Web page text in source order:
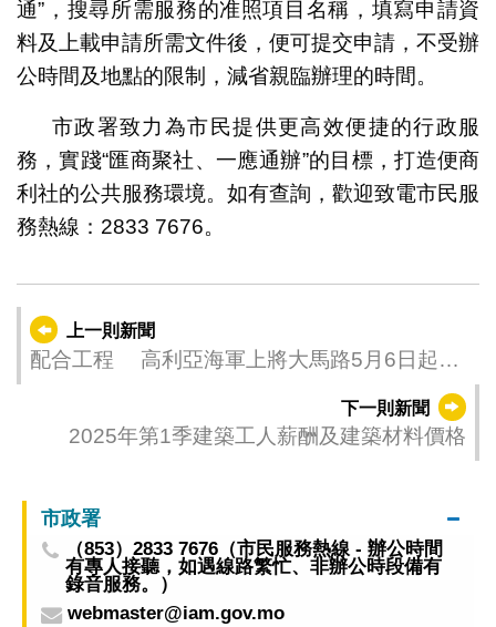
通”，搜尋所需服務的准照項目名稱，填寫申請資
料及上載申請所需文件後，便可提交申請，不受辦
公時間及地點的限制，減省親臨辦理的時間。
市政署致力為市民提供更高效便捷的行政服
務，實踐“匯商聚社、一應通辦”的目標，打造便商
利社的公共服務環境。如有查詢，歡迎致電市民服
務熱線：2833 7676。
上一則新聞
配合工程 高利亞海軍上將大馬路5月6日起實
下一則新聞
2025年第1季建築工人薪酬及建築材料價格
市政署
（853）2833 7676（市民服務熱線 - 辦公時間
有專人接聽，如遇線路繁忙、非辦公時段備有
錄音服務。）
webmaster@iam.gov.mo